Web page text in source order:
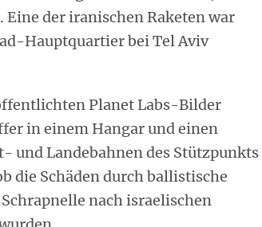
der iranischen Raketen war
Hauptquartier bei Tel Aviv
Planet Labs-Bilder
in einem Hangar und einen
und Landebahnen des Stützpunkts
die Schäden durch ballistische
nach israelischen